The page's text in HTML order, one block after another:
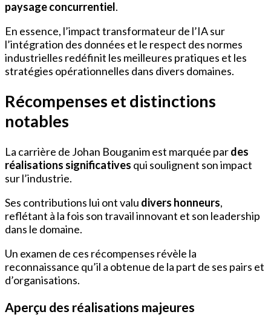
paysage concurrentiel.
En essence, l’impact transformateur de l’IA sur
l’intégration des données et le respect des normes
industrielles redéfinit les meilleures pratiques et les
stratégies opérationnelles dans divers domaines.
Récompenses et distinctions
notables
La carrière de Johan Bouganim est marquée pardes
réalisations significatives qui soulignent son impact
sur l’industrie.
Ses contributions lui ont valu divers honneurs,
reflétant à la fois son travail innovant et son leadership
dans le domaine.
Un examen de ces récompenses révèle la
reconnaissance qu’il a obtenue de la part de ses pairs et
d’organisations.
Aperçu des réalisations majeures